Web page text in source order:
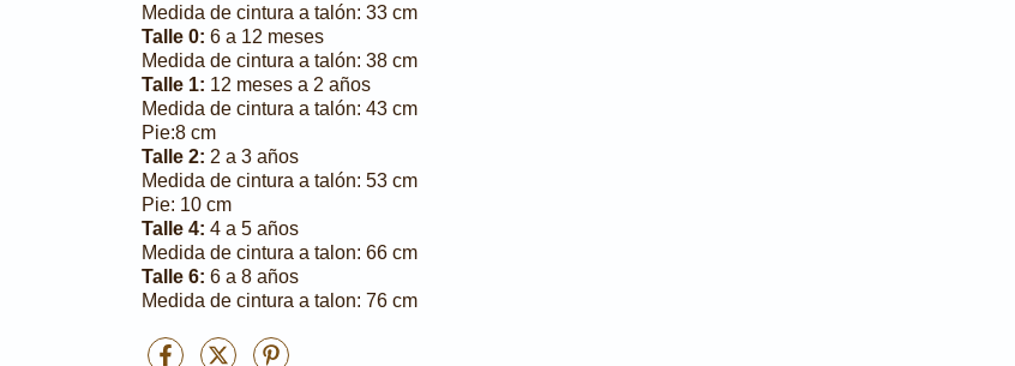
Medida de cintura a talón: 33 cm
Talle 0: 6 a 12 meses
Medida de cintura a talón: 38 cm
Talle 1: 12 meses a 2 años
Medida de cintura a talón: 43 cm
Pie:8 cm
Talle 2: 2 a 3 años
Medida de cintura a talón: 53 cm
Pie: 10 cm
Talle 4: 4 a 5 años
Medida de cintura a talon: 66 cm
Talle 6: 6 a 8 años
Medida de cintura a talon: 76 cm